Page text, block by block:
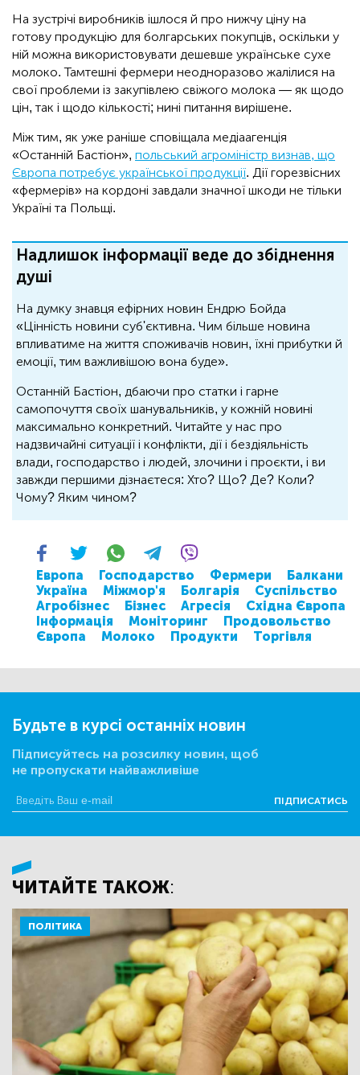
На зустрічі виробників ішлося й про нижчу ціну на
готову продукцію для болгарських покупців, оскільки у
ній можна використовувати дешевше українське сухе
молоко. Тамтешні фермери неодноразово жалілися на
свої проблеми із закупівлею свіжого молока — як щодо
цін, так і щодо кількості; нині питання вирішене.
Між тим, як уже раніше сповіщала медіаагенція
«Останній Бастіон», польський агроміністр визнав, що
Європа потребує української продукції. Дії горезвісних
«фермерів» на кордоні завдали значної шкоди не тільки
Україні та Польщі.
Надлишок інформації веде до збіднення
душі
На думку знавця ефірних новин Ендрю Бойда
«Цінність новини суб'єктивна. Чим більше новина
впливатиме на життя споживачів новин, їхні прибутки й
емоції, тим важливішою вона буде».
Останній Бастіон, дбаючи про статки і гарне
самопочуття своїх шанувальників, у кожній новині
максимально конкретний. Читайте у нас про
надзвичайні ситуації і конфлікти, дії і бездіяльність
влади, господарство і людей, злочини і проєкти, і ви
завжди першими дізнаєтеся: Хто? Що? Де? Коли?
Чому? Яким чином?
Европа Господарство Фермери
Балкани
Україна
Міжмор'я Болгарія
Суспільство
Агробізнес
Бізнес Агресія
Східна Європа
Інформація
Моніторинг
Продовольство
Європа
Молоко Продукти Торгівля
Будьте в курсі останніх новин
Підписуйтесь на розсилку новин, щоб
не пропускати найважливіше
ПІДПИСАТИСЬ
ЧИТАЙТЕ ТАКОЖ:
ПОЛІТИКА